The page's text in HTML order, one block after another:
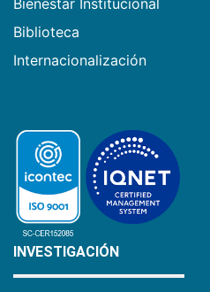
Biblioteca
Internacionalización
INVESTIGACIÓN